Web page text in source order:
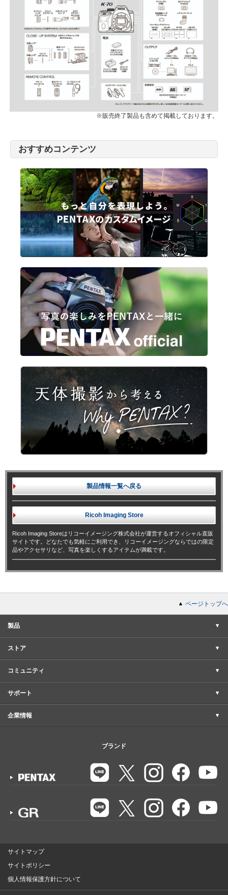
※販売終了製品も含めて掲載しております。
おすすめコンテンツ
製品情報一覧へ戻る
Ricoh Imaging Store
Ricoh Imaging Storeはリコーイメージング株式会社が運営するオフィシャル直販
サイトです。どなたでも気軽にご利用でき、リコーイメージングならではの限定
品やアクセサリなど、写真を楽しくするアイテムが満載です。
ページトップへ
製品
ストア
コミュニティ
サポート
企業情報
ブランド
サイトマップ
サイトポリシー
個人情報保護方針について